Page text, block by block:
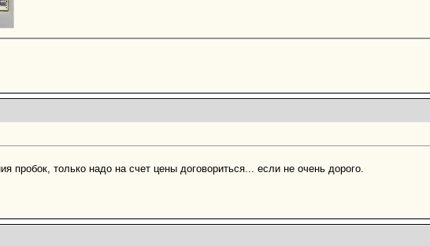
пробок, только надо на счет цены договориться... если не очень дорого.